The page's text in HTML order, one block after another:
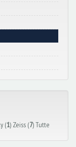
(1) Zeiss (7)Tutte